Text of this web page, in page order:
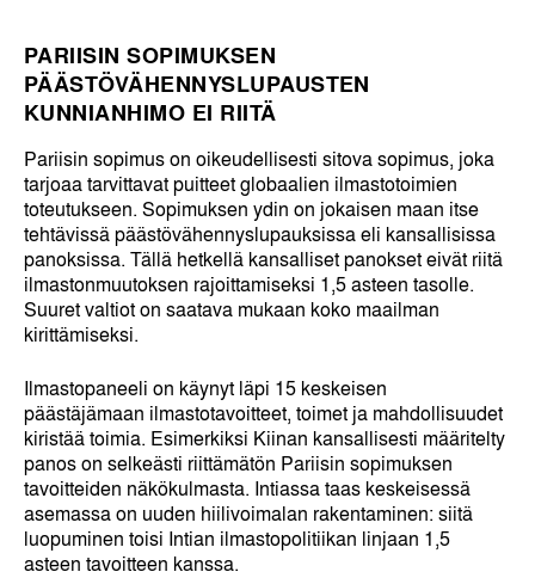
PARIISIN SOPIMUKSEN
PÄÄSTÖVÄHENNYSLUPAUSTEN
KUNNIANHIMO EI RIITÄ
Pariisin sopimus on oikeudellisesti sitova sopimus, joka
tarjoaa tarvittavat puitteet globaalien ilmastotoimien
toteutukseen. Sopimuksen ydin on jokaisen maan itse
tehtävissä päästövähennyslupauksissa eli kansallisissa
panoksissa. Tällä hetkellä kansalliset panokset eivät riitä
ilmastonmuutoksen rajoittamiseksi 1,5 asteen tasolle.
Suuret valtiot on saatava mukaan koko maailman
kirittämiseksi.
Ilmastopaneeli on käynyt läpi 15 keskeisen
päästäjämaan ilmastotavoitteet, toimet ja mahdollisuudet
kiristää toimia. Esimerkiksi Kiinan kansallisesti määritelty
panos on selkeästi riittämätön Pariisin sopimuksen
tavoitteiden näkökulmasta. Intiassa taas keskeisessä
asemassa on uuden hiilivoimalan rakentaminen: siitä
luopuminen toisi Intian ilmastopolitiikan linjaan 1,5
asteen tavoitteen kanssa.